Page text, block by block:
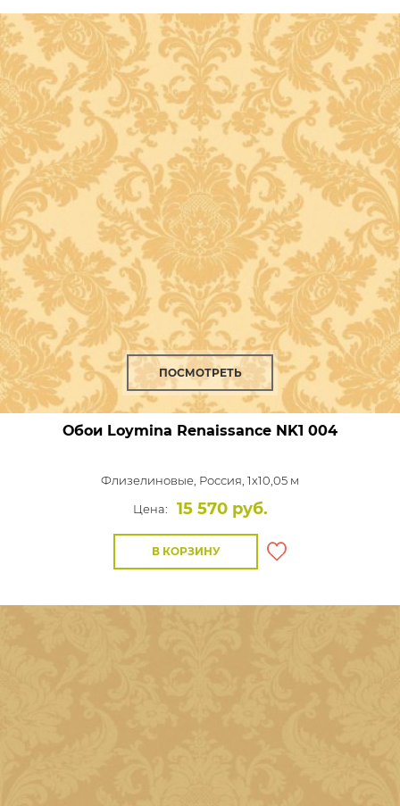
ПОСМОТРЕТЬ
Обои Loymina Renaissance NK1 004
Флизелиновые, Россия, 1x10,05 м
Цена:
15 570 руб.
В КОРЗИНУ